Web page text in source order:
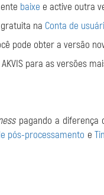
baixe e active outra
na Conta de
pode obter a versão
para as versões
pagando a diferença
pós-processamento e